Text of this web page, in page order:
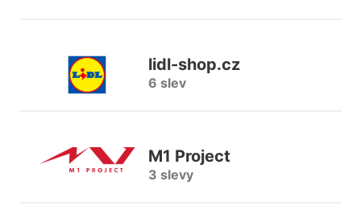
lidl-shop.cz
6 slev
M1 Project
3 slevy